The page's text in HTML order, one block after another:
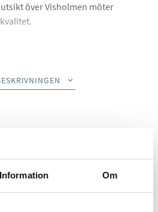
Information Om
över Visholmen möter
och utsikt på ett sällsynt sätt.
det ena med en stor klädkammare
På samma plan finns ett stilrent